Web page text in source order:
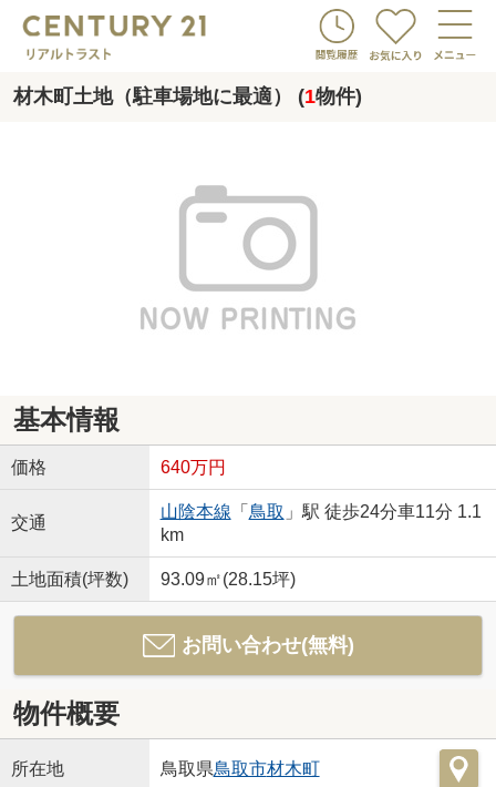
材木町土地（駐車場地に最適） (1物件)
基本情報
価格 640万円
交通
山陰本線 「 鳥取 」駅 徒歩24分車11分 1.1
km
土地面積(坪数) 93.09㎡(28.15坪)
お問い合わせ(無料)
物件概要
所在地 鳥取県鳥取市材木町